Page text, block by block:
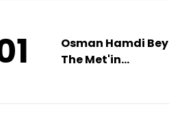
Osman Hamdi Bey
The Met'in